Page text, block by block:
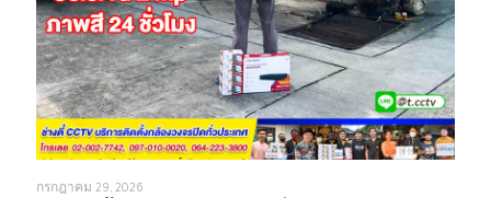
กรกฎาคม 29, 2026